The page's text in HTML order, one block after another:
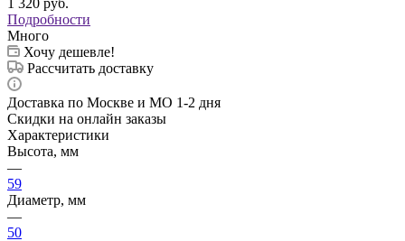
Подробности
Много
Хочу дешевле!
Рассчитать доставку
Доставка по Москве и МО 1-2 дня
Скидки на онлайн заказы
Характеристики
Высота, мм
—
59
Диаметр, мм
—
50